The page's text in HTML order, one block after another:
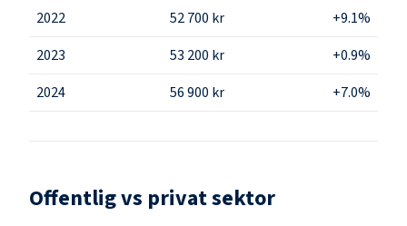
2022
52 700 kr
+9.1%
2023
53 200 kr
+0.9%
2024
56 900 kr +7.0%
Offentlig vs privat sektor